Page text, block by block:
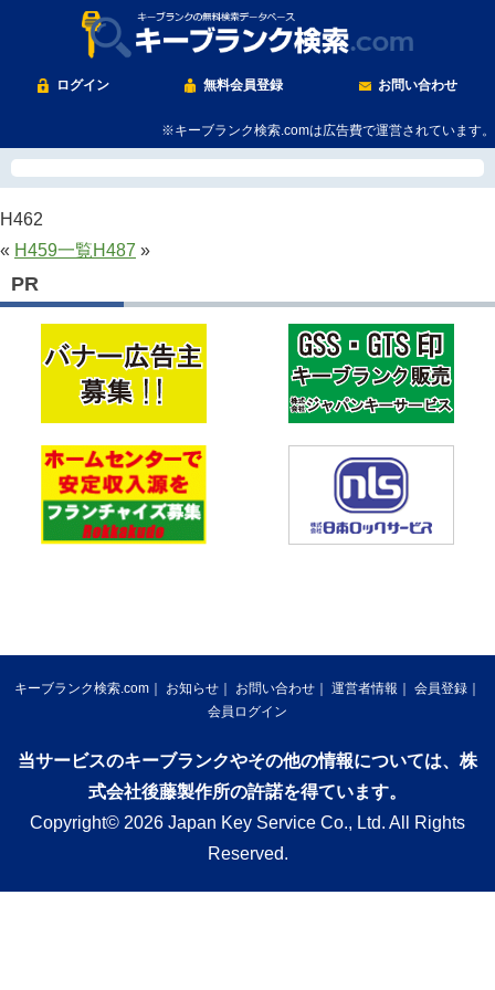
ログイン 無料会員登録 お問い合わせ
※キーブランク検索.comは広告費で運営されています。
H462
« H459一覧H487 »
PR
キーブランク検索.com お知らせ お問い合わせ 運営者情報
会員登録
会員ログイン
当サービスのキーブランクやその他の情報については、株
式会社後藤製作所の許諾を得ています。
Copyright© 2026 Japan Key Service Co., Ltd. All Rights
Reserved.